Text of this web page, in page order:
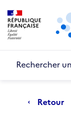
Aller au menu
Rechercher
Retour